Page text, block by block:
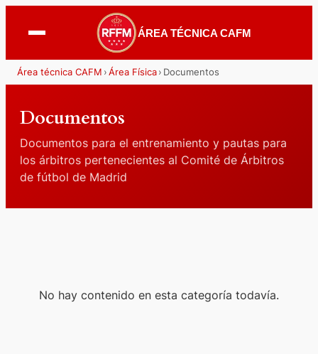
ÁREA TÉCNICA CAFM
Área técnica CAFM › Área Física › Documentos
Documentos
Documentos para el entrenamiento y pautas para
los árbitros pertenecientes al Comité de Árbitros
de fútbol de Madrid
No hay contenido en esta categoría todavía.